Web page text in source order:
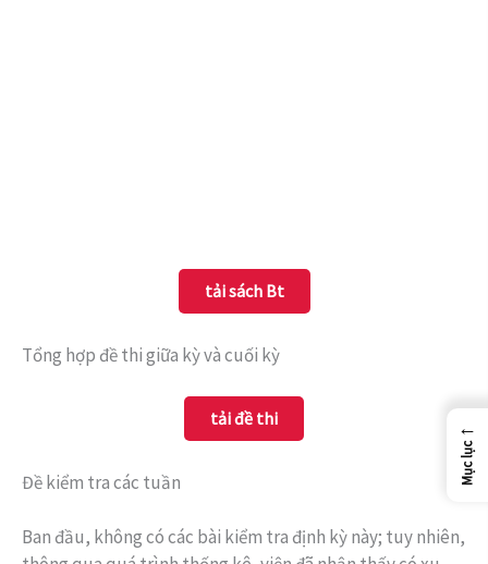
tải sách Bt
Tổng hợp đề thi giữa kỳ và cuối kỳ
tải đề thi
Đề kiểm tra các tuần
Ban đầu, không có các bài kiểm tra định kỳ này; tuy nhiên,
←
Mục lục